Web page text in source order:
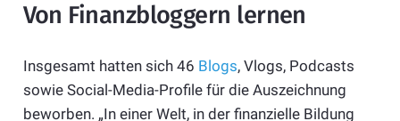
Von Finanzbloggern lernen
Insgesamt hatten sich 46 Blogs, Vlogs, Podcasts
sowie Social-Media-Profile für die Auszeichnung
beworben. „In einer Welt, in der finanzielle Bildung